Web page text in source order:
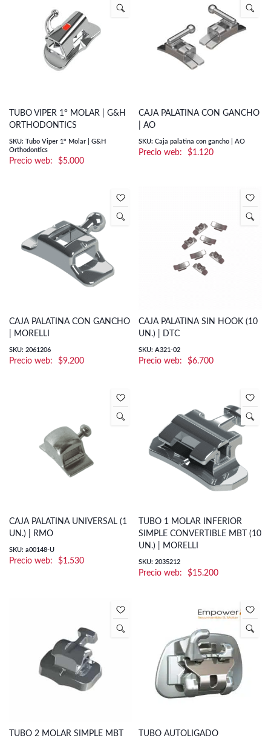
TUBO VIPER 1° MOLAR | G&H
ORTHODONTICS
SKU: Tubo Viper 1° Molar | G&H
Orthodontics
$5.000
CAJA PALATINA CON GANCHO
| AO
SKU: Caja palatina con gancho | AO
$1.120
CAJA PALATINA CON GANCHO
| MORELLI
SKU: 2061206
$9.200
CAJA PALATINA SIN HOOK (10
UN.) | DTC
SKU: A321-02
$6.700
CAJA PALATINA UNIVERSAL (1
UN.) | RMO
SKU: a00148-U
$1.530
TUBO 1 MOLAR INFERIOR
SIMPLE CONVERTIBLE MBT (10
UN.) | MORELLI
SKU: 2035212
$15.200
TUBO 2 MOLAR SIMPLE MBT
TUBO AUTOLIGADO